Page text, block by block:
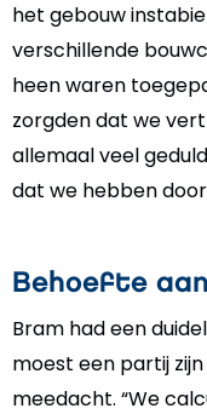
het gebouw
verschillende
heen waren
zorgden dat we
allemaal veel
dat we hebben
Behoefte
Bram had een
moest een partij
meedacht. “We